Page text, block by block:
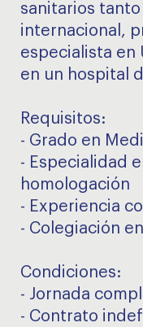
sanitarios
internacional,
especialista en
en un hospital
Requisitos:
- Grado en
- Especialidad
homologación
- Experiencia
- Colegiación
Condiciones:
- Jornada
- Contrato